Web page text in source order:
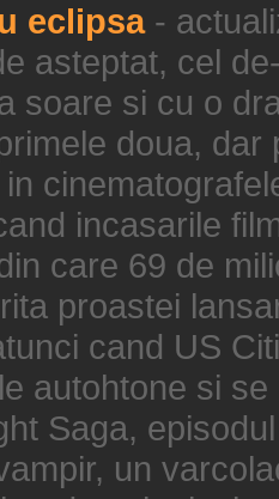
eclipsa-
asteptat, cel
soare si cu o
doua,
incasarile
care 69 de
proastei
cand US
autohtone si
Saga,
un